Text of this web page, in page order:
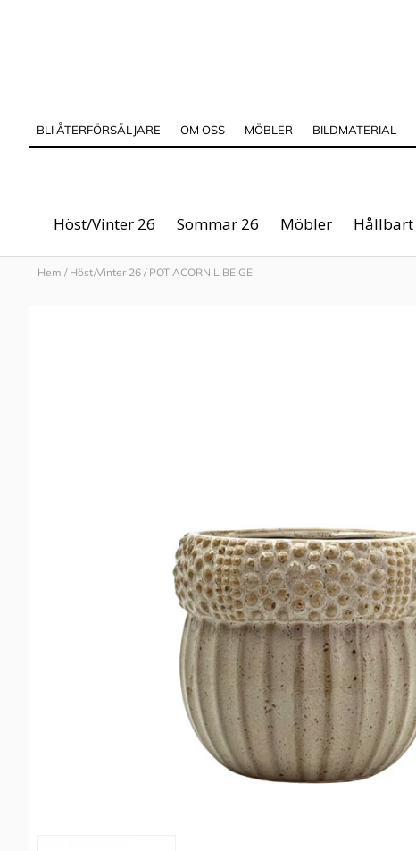
BLI ÅTERFÖRSÄLJARE OM OSS MÖBLER BILDMATERIAL
Höst/Vinter 26 Sommar 26 Möbler Hållbart
Hem / Höst/Vinter 26 / POT ACORN L BEIGE